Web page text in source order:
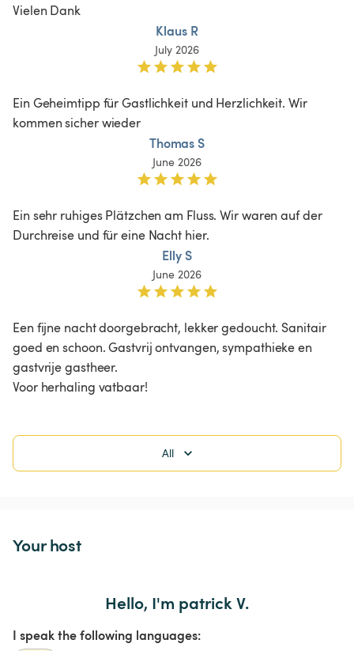
Vielen Dank
Klaus R
July 2026
Ein Geheimtipp für Gastlichkeit und Herzlichkeit. Wir
kommen sicher wieder
Thomas S
June 2026
Ein sehr ruhiges Plätzchen am Fluss. Wir waren auf der
Durchreise und für eine Nacht hier.
Elly S
June 2026
Een fijne nacht doorgebracht, lekker gedoucht. Sanitair
goed en schoon. Gastvrij ontvangen, sympathieke en
gastvrije gastheer.
Voor herhaling vatbaar!
All
Your host
Hello, I'm patrick V.
I speak the following languages: